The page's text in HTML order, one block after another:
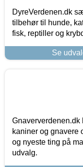
DyreVerdenen.dk
tilbehør til hunde,
fisk, reptiller og
Se
kaniner og gnavere
og nyeste ting på
udvalg.